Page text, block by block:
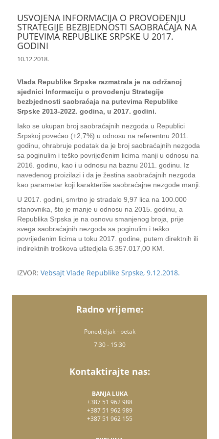
USVOJENA INFORMACIJA O PROVOĐENJU
STRATEGIJE BEZBJEDNOSTI SAOBRAĆAJA NA
PUTEVIMA REPUBLIKE SRPSKE U 2017.
GODINI
10.12.2018.
Vlada Republike Srpske razmatrala je na održanoj
sjednici Informaciju o provođenju Strategije
bezbjednosti saobraćaja na putevima Republike
Srpske 2013-2022. godina, u 2017. godini.
Iako se ukupan broj saobraćajnih nezgoda u Republici
Srpskoj povećao (+2,7%) u odnosu na referentnu 2011.
godinu, ohrabruje podatak da je broj saobraćajnih nezgoda
sa poginulim i teško povrijeđenim licima manji u odnosu na
2016. godinu, kao i u odnosu na baznu 2011. godinu. Iz
navedenog proizilazi i da je žestina saobraćajnih nezgoda
kao parametar koji karakteriše saobraćajne nezgode manji.
U 2017. godini, smrtno je stradalo 9,97 lica na 100.000
stanovnika, što je manje u odnosu na 2015. godinu, a
Republika Srpska je na osnovu smanjenog broja, prije
svega saobraćajnih nezgoda sa poginulim i teško
povrijeđenim licima u toku 2017. godine, putem direktnih ili
indirektnih troškova uštedjela 6.357.017,00 KM.
IZVOR: Vebsajt Vlade Republike Srpske, 9.12.2018.
Radno vrijeme:
Ponedjeljak - petak
7:30 - 15:30
Kontaktirajte nas:
BANJA LUKA
+387 51 962 988
+387 51 962 989
+387 51 962 155